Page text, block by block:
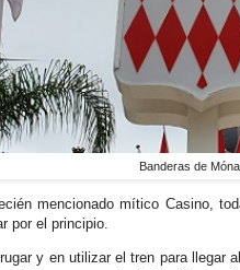
Banderas de
mencionado mítico Casino,
por el principio.
y en utilizar el tren para llegar